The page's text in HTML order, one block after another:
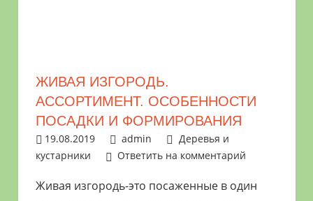
обустройстве
дачного
участка
богатого
ЖИВАЯ ИЗГОРОДЬ.
АССОРТИМЕНТ. ОСОБЕННОСТИ
ПОСАДКИ И ФОРМИРОВАНИЯ
19.08.2019 admin
Деревья и
кустарники
Ответить на комментарий
Живая изгородь-это посаженные в один